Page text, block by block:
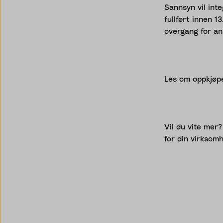
Sannsyn vil
fullført innen
overgang for
Les om
Vil du vite
for din